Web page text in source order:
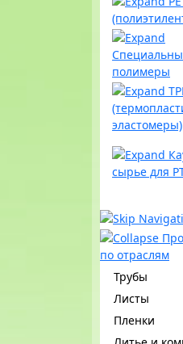
Трубы
Листы
Пленки